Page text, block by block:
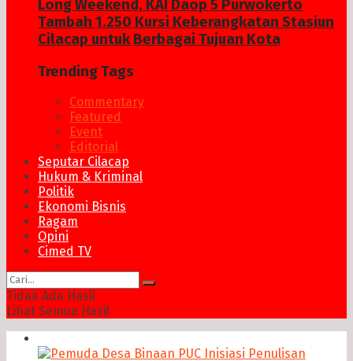
Long Weekend, KAI Daop 5 Purwokerto
Tambah 1.250 Kursi Keberangkatan Stasiun
Cilacap untuk Berbagai Tujuan Kota
Trending Tags
Commentary
Featured
Event
Editorial
Seputar Cilacap
Hukum & Kriminal
Politik
Ekonomi Bisnis
Ragam
Opini
Cimed TV
Tidak Ada Hasil
Lihat Semua Hasil